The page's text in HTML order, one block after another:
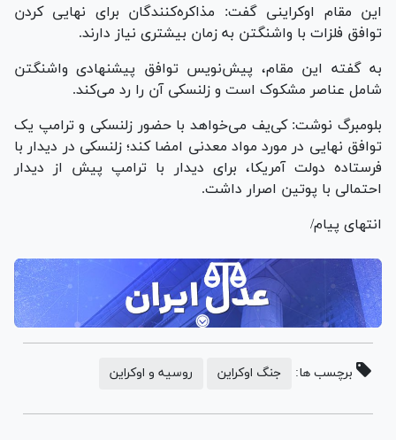
این مقام اوکراینی گفت: مذاکره‌کنندگان برای نهایی کردن
توافق فلزات با واشنگتن به زمان بیشتری نیاز دارند.
به گفته این مقام، پیش‌نویس توافق پیشنهادی واشنگتن
شامل عناصر مشکوک است و زلنسکی آن را رد می‌کند.
بلومبرگ نوشت: کی‌یف می‌خواهد با حضور زلنسکی و ترامپ یک
توافق نهایی در مورد مواد معدنی امضا کند؛ زلنسکی در دیدار با
فرستاده دولت آمریکا، برای دیدار با ترامپ پیش از دیدار
احتمالی با پوتین اصرار داشت.
انتهای پیام/
برچسب ها: جنگ اوکراین روسیه و اوکراین